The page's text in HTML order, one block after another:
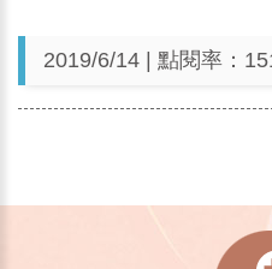
2019/6/14 | 點閱率：